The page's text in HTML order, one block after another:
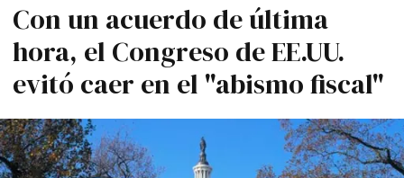
Con un acuerdo de última
hora, el Congreso de EE.UU.
evitó caer en el "abismo fiscal"